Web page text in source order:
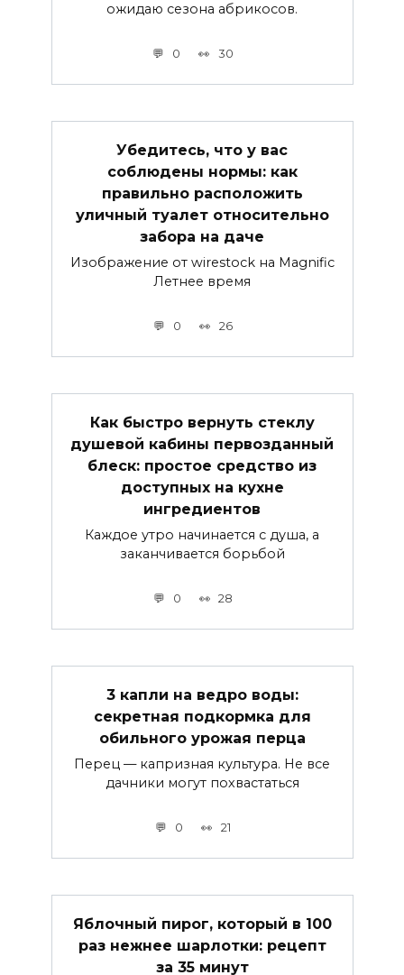
ожидаю сезона абрикосов.
0 30
Убедитесь, что у вас
соблюдены нормы: как
правильно расположить
уличный туалет относительно
забора на даче
Изображение от wirestock на Magnific
Летнее время
0 26
Как быстро вернуть стеклу
душевой кабины первозданный
блеск: простое средство из
доступных на кухне
ингредиентов
Каждое утро начинается с душа, а
заканчивается борьбой
0 28
3 капли на ведро воды:
секретная подкормка для
обильного урожая перца
Перец — капризная культура. Не все
дачники могут похвастаться
0 21
Яблочный пирог, который в 100
раз нежнее шарлотки: рецепт
за 35 минут